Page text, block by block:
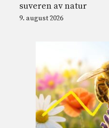
suveren av natur
9. august 2026